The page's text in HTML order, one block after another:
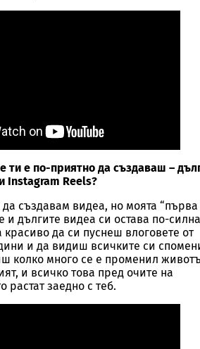
ти е по-приятно да създаваш –
Instagram Reels?
създавам видеа, но моята “първа
и дългите видеа си остава по-
да си пуснеш влоговете от
и да видиш всичките си
колко много се е променил
и всичко това пред очите на
растат заедно с теб.